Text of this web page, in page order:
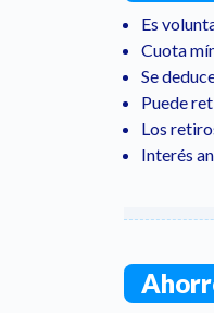
Es
Cuota
Se
Puede
Los
Interés